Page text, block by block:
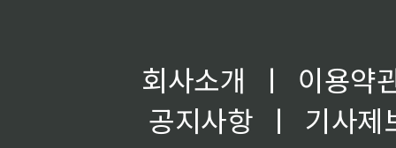
회사소개 ㅣ
이용약
공지사항
ㅣ
기사제